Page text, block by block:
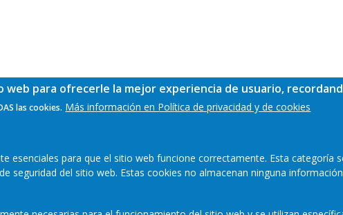
web para ofrecerle la mejor experiencia de usuario,
las cookies. Más información en Política de privacidad y de cookies
esenciales para que el sitio web funcione correctamente. Esta categoría
seguridad del sitio web. Estas cookies no almacenan ninguna